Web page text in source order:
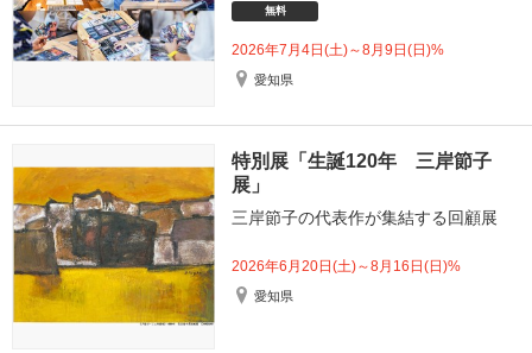
無料
2026年7月4日(土)～8月9日(日)%
愛知県
特別展「生誕120年 三岸節子
展」
三岸節子の代表作が集結する回顧展
2026年6月20日(土)～8月16日(日)%
愛知県